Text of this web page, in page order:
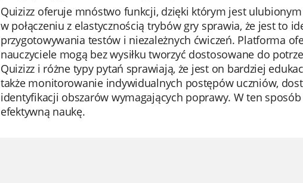
Quizizz oferuje mnóstwo funkcji, dzięki którym jest
w połączeniu z elastycznością trybów gry sprawia, że jest to
przygotowywania testów i niezależnych ćwiczeń. Platforma
nauczyciele mogą bez wysiłku tworzyć dostosowane do
Quizizz i różne typy pytań sprawiają, że jest on bardziej
także monitorowanie indywidualnych postępów uczniów,
identyfikacji obszarów wymagających poprawy. W ten
efektywną naukę.